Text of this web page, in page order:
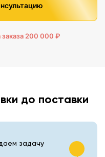
200 000 ₽
до поставки
задачу